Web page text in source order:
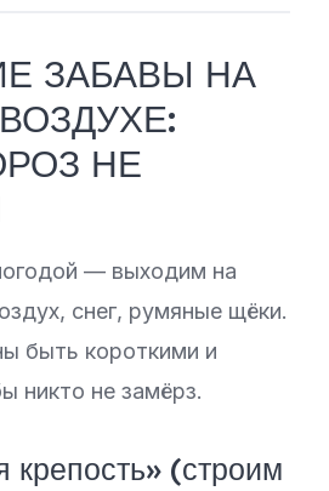
ЗАБАВЫ НА
НЕ
— выходим на
снег, румяные щёки.
быть короткими и
никто не замёрз.
крепость» (строим